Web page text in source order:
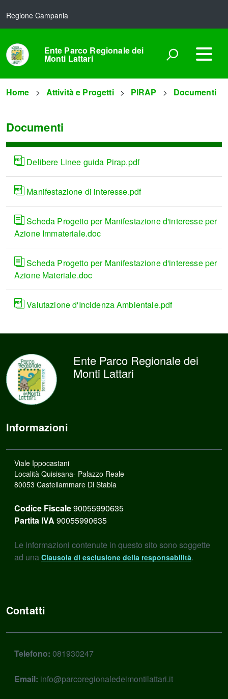
Regione Campania
Ente Parco Regionale dei
Monti Lattari
Home Attività e Progetti PIRAP Documenti
Documenti
Delibere Linee guida Pirap.pdf
Manifestazione di interesse.pdf
Scheda Progetto per Manifestazione d'interesse per
Azione Immateriale.doc
Scheda Progetto per Manifestazione d'interesse per
Azione Materiale.doc
Valutazione d'Incidenza Ambientale.pdf
Ente Parco Regionale dei
Monti Lattari
Informazioni
Viale Ippocastani
Località Quisisana- Palazzo Reale
80053 Castellammare Di Stabia
Codice Fiscale90055990635
Partita IVA 90055990635
Le informazioni contenute in questo sito sono soggette
ad una Clausola di esclusione della responsabilità.
Contatti
Telefono: 081930247
Email: info@parcoregionaledeimontilattari.it